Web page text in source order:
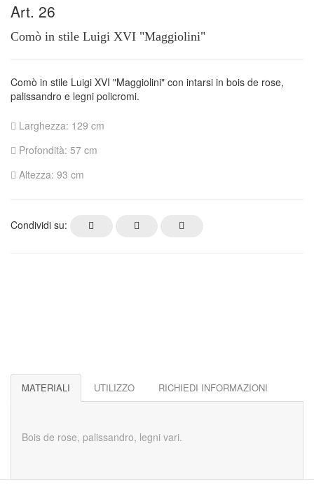
Art. 26
Comò in stile Luigi XVI "Maggiolini"
Comò in stile Luigi XVI "Maggiolini" con intarsi in bois de rose,
palissandro e legni policromi.
Larghezza: 129 cm
Profondità: 57 cm
Altezza: 93 cm
Condividi su:
MATERIALI UTILIZZO RICHIEDI INFORMAZIONI
Bois de rose, palissandro, legni vari.